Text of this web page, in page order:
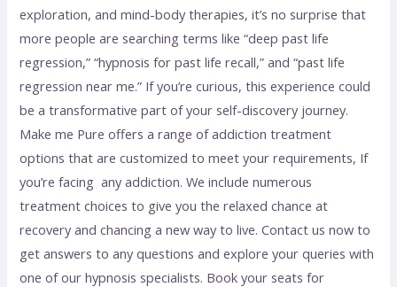
exploration, and mind-body therapies, it’s no surprise that
more people are searching terms like “deep past life
regression,” “hypnosis for past life recall,” and “past life
regression near me.” If you’re curious, this experience could
be a transformative part of your self-discovery journey.
Make me Pure offers a range of addiction treatment
options that are customized to meet your requirements, If
you’re facing any addiction. We include numerous
treatment choices to give you the relaxed chance at
recovery and chancing a new way to live. Contact us now to
get answers to any questions and explore your queries with
one of our hypnosis specialists. Book your seats for